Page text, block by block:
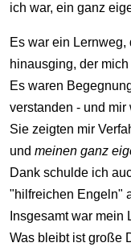
ich war, ein ganz
Es war ein
hinausging, der
Es waren
verstanden - und mir
Sie zeigten mir
und meinen ganz
Dank schulde ich
"hilfreichen Engeln"
Insgesamt war
Was bleibt ist große